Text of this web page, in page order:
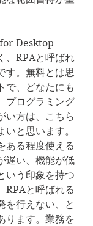
Desktop
、RPAと呼ばれ
す。無料とは思
で、どなたにも
プログラミング
い方は、こちら
と思います。
ある程度使える
遅い、機能が低
いう印象を持つ
RPAと呼ばれる
を行えない、と
ります。業務を